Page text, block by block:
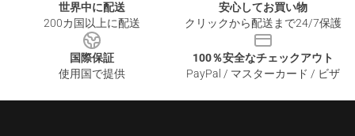
世界中に配送
200カ国以上に配送
安心してお買い物
クリックから配送まで24/7保護
国際保証
使用国で提供
100％安全なチェックアウト
PayPal / マスターカード / ビザ